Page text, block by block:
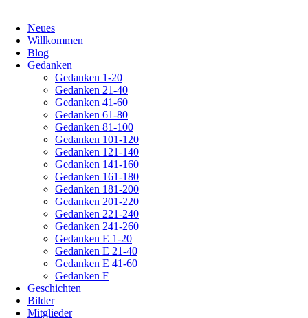
überspringen
Neues
Willkommen
Blog
Gedanken
Gedanken 1-20
Gedanken 21-40
Gedanken 41-60
Gedanken 61-80
Gedanken 81-100
Gedanken 101-120
Gedanken 121-140
Gedanken 141-160
Gedanken 161-180
Gedanken 181-200
Gedanken 201-220
Gedanken 221-240
Gedanken 241-260
Gedanken E 1-20
Gedanken E 21-40
Gedanken E 41-60
Gedanken F
Geschichten
Bilder
Mitglieder